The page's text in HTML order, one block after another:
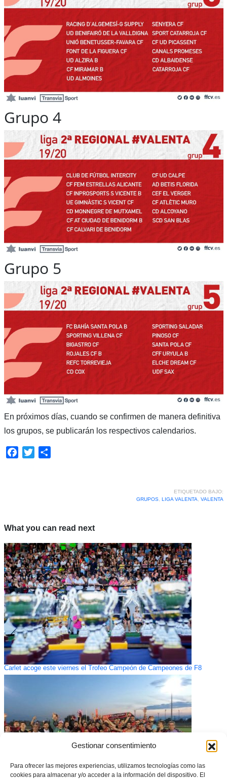
Gestionar consentimiento
Para ofrecer las mejores experiencias, utilizamos tecnologías como las
cookies para almacenar y/o acceder a la información del dispositivo. El
Grupo 4
Grupo 5
En próximos días, cuando se confirmen de manera definitiva
los grupos, se publicarán los respectivos calendarios.
Facebook
Twitter
ETIQUETADO BAJO:
GRUPOS, LIGA VALENTA VALENTA
What you can read next
Carlet acoge este viernes el Trofeo Campeón de Campeones de F8